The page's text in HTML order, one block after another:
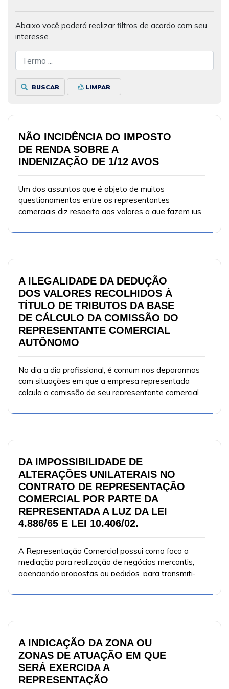
NÃO INCIDÊNCIA DO IMPOSTO
DE RENDA SOBRE A
INDENIZAÇÃO DE 1/12 AVOS
Um dos assuntos que é objeto de muitos
questionamentos entre os representantes
comerciais diz respeito aos valores a que fazem jus
comercial.
A ILEGALIDADE DA DEDUÇÃO
DOS VALORES RECOLHIDOS À
TÍTULO DE TRIBUTOS DA BASE
DE CÁLCULO DA COMISSÃO DO
REPRESENTANTE COMERCIAL
AUTÔNOMO
No dia a dia profissional, é comum nos depararmos
com situações em que a empresa representada
calcula a comissão de seu representante comercial
ou seja, após deduzirem os valores referentes aos
DA IMPOSSIBILIDADE DE
ALTERAÇÕES UNILATERAIS NO
CONTRATO DE REPRESENTAÇÃO
COMERCIAL POR PARTE DA
REPRESENTADA A LUZ DA LEI
4.886/65 E LEI 10.406/02.
A Representação Comercial possui como foco a
mediação para realização de negócios mercantis,
agenciando propostas ou pedidos, para transmiti-
A INDICAÇÃO DA ZONA OU
ZONAS DE ATUAÇÃO EM QUE
SERÁ EXERCIDA A
REPRESENTAÇÃO
Abaixo você poderá realizar filtros de acordo com seu
interesse.
BUSCAR LIMPAR